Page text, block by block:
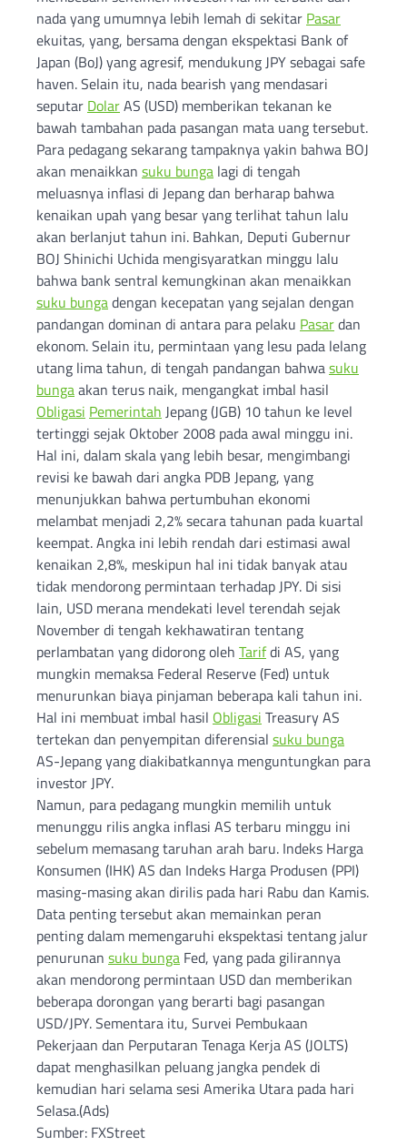
nada yang umumnya lebih lemah di sekitar Pasar
ekuitas, yang, bersama dengan ekspektasi Bank of
Japan (BoJ) yang agresif, mendukung JPY sebagai safe
haven. Selain itu, nada bearish yang mendasari
seputar DolarAS (USD) memberikan tekanan ke
bawah tambahan pada pasangan mata uang tersebut.
Para pedagang sekarang tampaknya yakin bahwa BOJ
akan menaikkan suku bunga lagi di tengah
meluasnya inflasi di Jepang dan berharap bahwa
kenaikan upah yang besar yang terlihat tahun lalu
akan berlanjut tahun ini. Bahkan, Deputi Gubernur
BOJ Shinichi Uchida mengisyaratkan minggu lalu
bahwa bank sentral kemungkinan akan menaikkan
suku bungadengan kecepatan yang sejalan dengan
pandangan dominan di antara para pelaku Pasardan
ekonom. Selain itu, permintaan yang lesu pada lelang
utang lima tahun, di tengah pandangan bahwasuku
bungaakan terus naik, mengangkat imbal hasil
Obligasi Pemerintah Jepang (JGB) 10 tahun ke level
tertinggi sejak Oktober 2008 pada awal minggu ini.
Hal ini, dalam skala yang lebih besar, mengimbangi
revisi ke bawah dari angka PDB Jepang, yang
menunjukkan bahwa pertumbuhan ekonomi
melambat menjadi 2,2% secara tahunan pada kuartal
keempat. Angka ini lebih rendah dari estimasi awal
kenaikan 2,8%, meskipun hal ini tidak banyak atau
tidak mendorong permintaan terhadap JPY. Di sisi
lain, USD merana mendekati level terendah sejak
November di tengah kekhawatiran tentang
perlambatan yang didorong oleh Tarifdi AS, yang
mungkin memaksa Federal Reserve (Fed) untuk
menurunkan biaya pinjaman beberapa kali tahun ini.
Hal ini membuat imbal hasil Obligasi Treasury AS
tertekan dan penyempitan diferensial suku bunga
AS-Jepang yang diakibatkannya menguntungkan para
investor JPY.
Namun, para pedagang mungkin memilih untuk
menunggu rilis angka inflasi AS terbaru minggu ini
sebelum memasang taruhan arah baru. Indeks Harga
Konsumen (IHK) AS dan Indeks Harga Produsen (PPI)
masing-masing akan dirilis pada hari Rabu dan Kamis.
Data penting tersebut akan memainkan peran
penting dalam memengaruhi ekspektasi tentang jalur
penurunan suku bunga Fed, yang pada gilirannya
akan mendorong permintaan USD dan memberikan
beberapa dorongan yang berarti bagi pasangan
USD/JPY. Sementara itu, Survei Pembukaan
Pekerjaan dan Perputaran Tenaga Kerja AS (JOLTS)
dapat menghasilkan peluang jangka pendek di
kemudian hari selama sesi Amerika Utara pada hari
Selasa.(Ads)
Sumber: FXStreet